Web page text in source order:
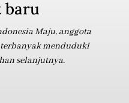
baru
Maju, anggota
menduduki
selanjutnya.